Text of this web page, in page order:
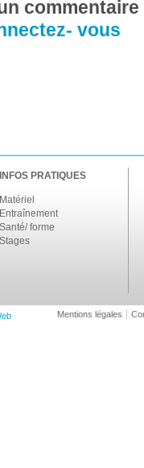
vous
INFOS PRATIQUES
Matériel
Entraînement
Santé/ forme
Stages
Mentions légales